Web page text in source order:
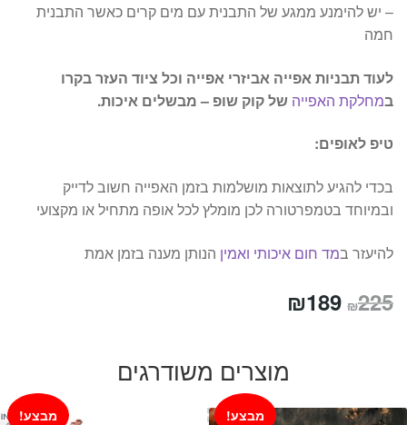
– יש להימנע ממגע של התבנית עם מים קרים כאשר התבנית
חמה
לעוד תבניות אפייה אביזרי אפייה וכל ציוד העזר בקרו
במחלקת האפייה של קוק שופ – מבשלים איכות.
טיפ לאופים:
בכדי להגיע לתוצאות מושלמות בזמן האפייה חשוב לדייק
ובמיוחד בטמפרטורה לכן מומלץ לכל אופה מתחיל או מקצועי
להיעזר במד חום איכותי ואמין הנותן מענה בזמן אמת
₪225 המחיר
₪189
הוא:
₪189.
מוצרים משודרגים
מבצע! מבצע!